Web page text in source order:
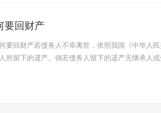
要回财产
要回财产若债务人不幸离世，依照我国《中华人
所留下的遗产。倘若债务人留下的遗产无继承人